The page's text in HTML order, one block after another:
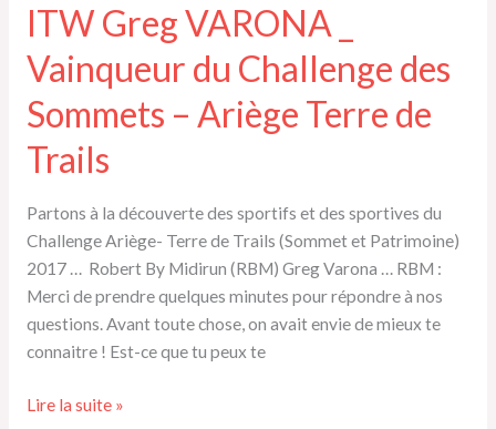
dame
challenge
du
2017
ITW Greg VARONA _
Vainqueur du Challenge des
Sommets – Ariège Terre de
Trails
Partons à la découverte des sportifs et des sportives du
Challenge Ariège- Terre de Trails (Sommet et Patrimoine)
2017 … Robert By Midirun (RBM) Greg Varona … RBM :
Merci de prendre quelques minutes pour répondre à nos
questions. Avant toute chose, on avait envie de mieux te
connaitre ! Est-ce que tu peux te
ITW
Lire la suite »